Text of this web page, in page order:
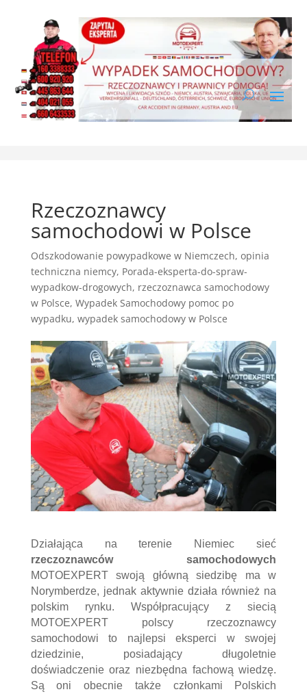
Rzeczoznawcy
samochodowi w Polsce
Odszkodowanie powypadkowe w Niemczech, opinia
techniczna niemcy, Porada-eksperta-do-spraw-
wypadkow-drogowych, rzeczoznawca samochodowy
w Polsce, Wypadek Samochodowy pomoc po
wypadku, wypadek samochodowy w Polsce
Działająca na terenie Niemiec sieć
rzeczoznawców samochodowych
MOTOEXPERT swoją główną siedzibę ma w
Norymberdze, jednak aktywnie działa również na
polskim rynku. Współpracujący z siecią
MOTOEXPERT polscy rzeczoznawcy
samochodowi to najlepsi eksperci w swojej
dziedzinie, posiadający długoletnie
doświadczenie oraz niezbędna fachową wiedzę.
Są oni obecnie także członkami Polskich